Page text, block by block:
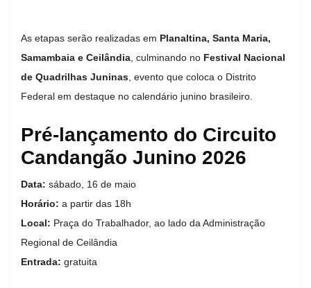
As etapas serão realizadas em Planaltina, Santa Maria,
Samambaia e Ceilândia , culminando no Festival Nacional
de Quadrilhas Juninas , evento que coloca o Distrito
Federal em destaque no calendário junino brasileiro.
Pré-lançamento do Circuito
Candangão Junino 2026
Data: sábado, 16 de maio
Horário: a partir das 18h
Local: Praça do Trabalhador, ao lado da Administração
Regional de Ceilândia
Entrada: gratuita